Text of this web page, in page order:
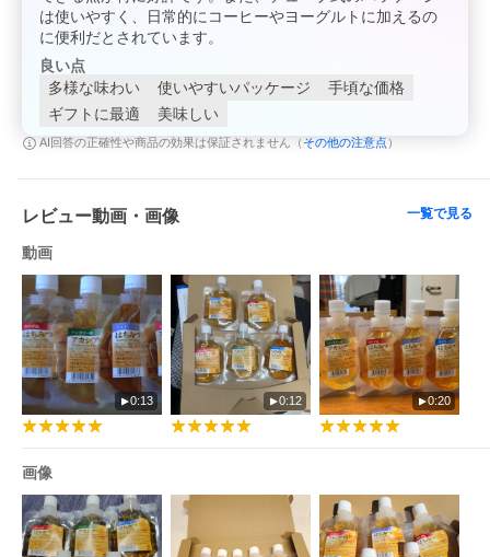
は使いやすく、日常的にコーヒーやヨーグルトに加えるの
に便利だとされています。
良い点
多様な味わい
使いやすいパッケージ
手頃な価格
ギフトに最適
美味しい
AI回答の正確性や商品の効果は保証されません（ その他の注意点 ）
レビュー動画・画像 一覧で見る
動画
0:13 0:12 0:20
画像